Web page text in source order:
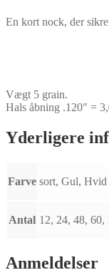
En kort nock, der
Vægt 5 grain.
Hals åbning .120″ =
Yderligere
Farve sort, Gul, Hvid
Antal 12, 24, 48, 60,
Anmeldelser